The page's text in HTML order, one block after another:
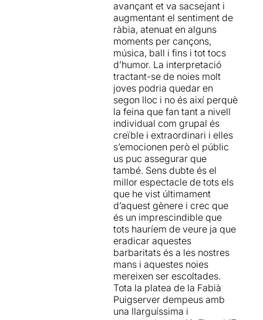
intenta ser un crit de ràbia,
un desfogament artístic i
alliberador. Això, tot s'ha de
dir, ho aconsegueix
plenament.
La Re-Sentidacreada l'any
2008,
ambMarco Layera(Santiag
o de Xile, 1978) al
capdavant, ha dut a terme
un llarg
procés d'investigació per a
la creació del projecte, que
es fonamenta en més de
cent testimonis reals de
joves adolescents, extrets
de la premsa o
d'experiències viscudes per
elles.
Un cop enllestida la
dramatúrgia de PAISAJES
PARA NO COLOREAR, de la
mà deMarco Layera i
Carolina de la Maza, va
seguiruna audició de 140
noiesi un taller on es van
escollir les nou intèrprets del
projecte, basant-se en la
seva capacitat expressiva i
de donar opinió.
avançant et va sacsejant i
augmentant el sentiment de
ràbia, atenuat en alguns
moments per cançons,
música, ball i fins i tot tocs
d’humor. La interpretació
tractant-se de noies molt
joves podria quedar en
segon lloc i no és així perquè
la feina que fan tant a nivell
individual com grupal és
creïble i extraordinari i elles
s’emocionen però el públic
us puc assegurar que
també. Sens dubte és el
millor espectacle de tots els
que he vist últimament
d’aquest gènere i crec que
és un imprescindible que
tots hauríem de veure ja que
eradicar aquestes
barbaritats és a les nostres
mans i aquestes noies
mereixen ser escoltades.
Tota la platea de la Fabià
Puigserver dempeus amb
una llarguíssima i